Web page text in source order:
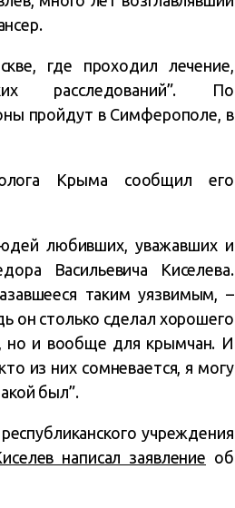
где проходил лечение,
расследований”. По
пройдут в Симферополе, в
Крыма сообщил его
любивших, уважавших и
Васильевича Киселева.
таким уязвимым, –
он столько сделал хорошего
но и вообще для крымчан. И
из них сомневается, я могу
был”.
учреждения
написал заявление об